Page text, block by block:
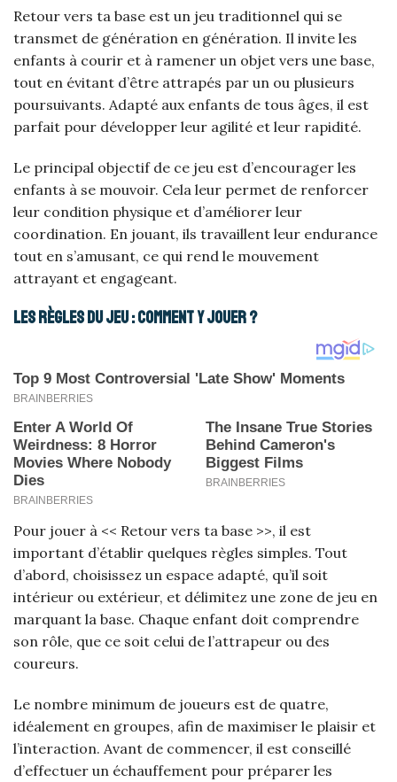
Retour vers ta base est un jeu traditionnel qui se
transmet de génération en génération. Il invite les
enfants à courir et à ramener un objet vers une base,
tout en évitant d’être attrapés par un ou plusieurs
poursuivants. Adapté aux enfants de tous âges, il est
parfait pour développer leur agilité et leur rapidité.
Le principal objectif de ce jeu est d’encourager les
enfants à se mouvoir. Cela leur permet de renforcer
leur condition physique et d’améliorer leur
coordination. En jouant, ils travaillent leur endurance
tout en s’amusant, ce qui rend le mouvement
attrayant et engageant.
Les règles du jeu : comment y jouer ?
Pour jouer à << Retour vers ta base >>, il est
important d’établir quelques règles simples. Tout
d’abord, choisissez un espace adapté, qu’il soit
intérieur ou extérieur, et délimitez une zone de jeu en
marquant la base. Chaque enfant doit comprendre
son rôle, que ce soit celui de l’attrapeur ou des
coureurs.
Le nombre minimum de joueurs est de quatre,
idéalement en groupes, afin de maximiser le plaisir et
l’interaction. Avant de commencer, il est conseillé
d’effectuer un échauffement pour préparer les